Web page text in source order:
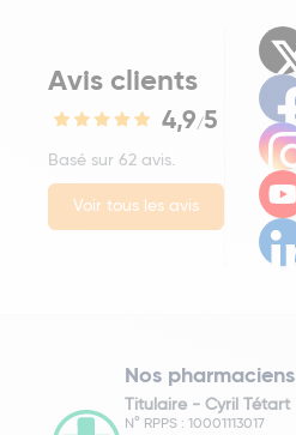
Avis clients
4,9/5
Basé sur 62 avis.
Voir tous les avis
Nos pharmaciens
Titulaire - Cyril Tétart
N° RPPS : 10001113017